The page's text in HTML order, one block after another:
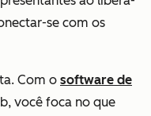
se com os
Com o software de
você foca no que